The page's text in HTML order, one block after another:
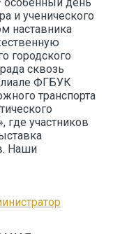
и ученического
наставника
городского
сквозь
ФГБУК
транспорта
где участников
Наши